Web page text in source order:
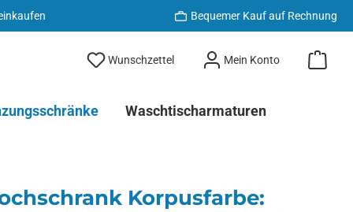
Bequemer Kauf auf Rechnung
WunschzettelDu hast 0 Produkte auf dem
Mein Konto
Waschtischarmaturen
Korpusfarbe: